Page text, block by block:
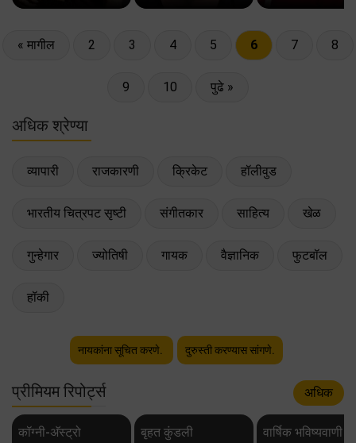
« मागील 2 3 4 5 6 7 8
9 10 पुढे »
अधिक श्रेण्या
व्यापारी राजकारणी क्रिकेट हॉलीवुड
भारतीय चित्रपट सृष्टी संगीतकार साहित्य खेळ
गुन्हेगार ज्योतिषी गायक वैज्ञानिक फुटबॉल
हॉकी
नायकांना सूचित करणे. दुरुस्ती करण्यास सांगणे.
प्रीमियम रिपोर्ट्स अधिक
कॉग्नी-अ‍ॅस्ट्रो बृहत कुंडली वार्षिक भविष्यवाणी